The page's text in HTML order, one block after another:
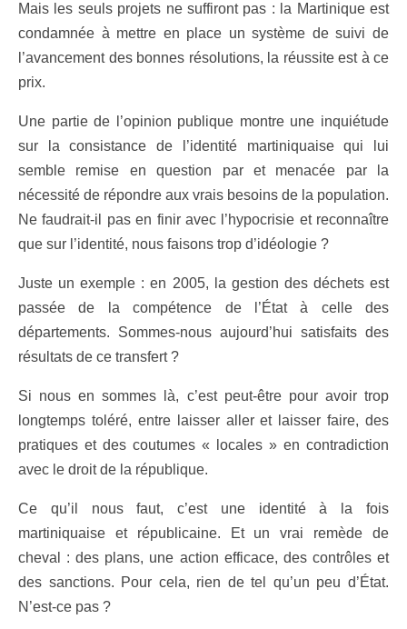
Mais les seuls projets ne suffiront pas : la Martinique est
condamnée à mettre en place un système de suivi de
l’avancement des bonnes résolutions, la réussite est à ce
prix.
Une partie de l’opinion publique montre une inquiétude
sur la consistance de l’identité martiniquaise qui lui
semble remise en question par et menacée par la
nécessité de répondre aux vrais besoins de la population.
Ne faudrait-il pas en finir avec l’hypocrisie et reconnaître
que sur l’identité, nous faisons trop d’idéologie ?
Juste un exemple : en 2005, la gestion des déchets est
passée de la compétence de l’État à celle des
départements. Sommes-nous aujourd’hui satisfaits des
résultats de ce transfert ?
Si nous en sommes là, c’est peut-être pour avoir trop
longtemps toléré, entre laisser aller et laisser faire, des
pratiques et des coutumes « locales » en contradiction
avec le droit de la république.
Ce qu’il nous faut, c’est une identité à la fois
martiniquaise et républicaine. Et un vrai remède de
cheval : des plans, une action efficace, des contrôles et
des sanctions. Pour cela, rien de tel qu’un peu d’État.
N’est-ce pas ?